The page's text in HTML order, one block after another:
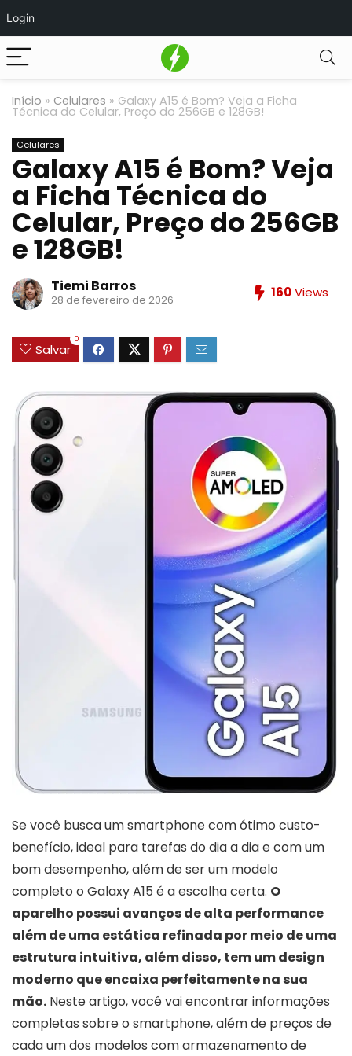
Login
Início » Celulares » Galaxy A15 é Bom? Veja a Ficha
Técnica do Celular, Preço do 256GB e 128GB!
Celulares
Galaxy A15 é Bom? Veja
a Ficha Técnica do
Celular, Preço do 256GB
e 128GB!
Tiemi Barros
28 de fevereiro de 2026 160Views
Salvar
0
Se você busca um smartphone com ótimo custo-
benefício, ideal para tarefas do dia a dia e com um
bom desempenho, além de ser um modelo
completo o Galaxy A15 é a escolha certa. O
aparelho possui avanços de alta performance
além de uma estática refinada por meio de uma
estrutura intuitiva, além disso, tem um design
moderno que encaixa perfeitamente na sua
mão. Neste artigo, você vai encontrar informações
completas sobre o smartphone, além de preços de
cada um dos modelos com armazenamento de